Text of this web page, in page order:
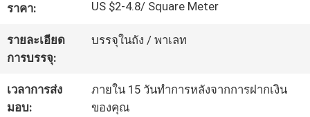
คุณภาพ
ติดต่อ
ราคา: US $2-4.8/ Square Meter
รายละเอียด
การบรรจุ:
บรรจุในถัง / พาเลท
เวลาการส่ง
มอบ:
ภายใน 15 วันทำการหลังจากการฝากเงิน
ของคุณ